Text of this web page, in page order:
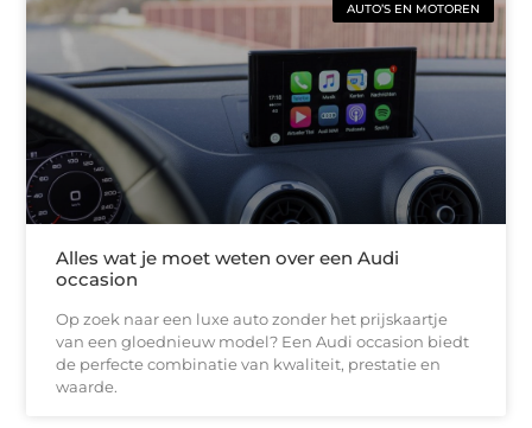
AUTO’S EN MOTOREN
Alles wat je moet weten over een Audi
occasion
Op zoek naar een luxe auto zonder het prijskaartje
van een gloednieuw model? Een Audi occasion biedt
de perfecte combinatie van kwaliteit, prestatie en
waarde.